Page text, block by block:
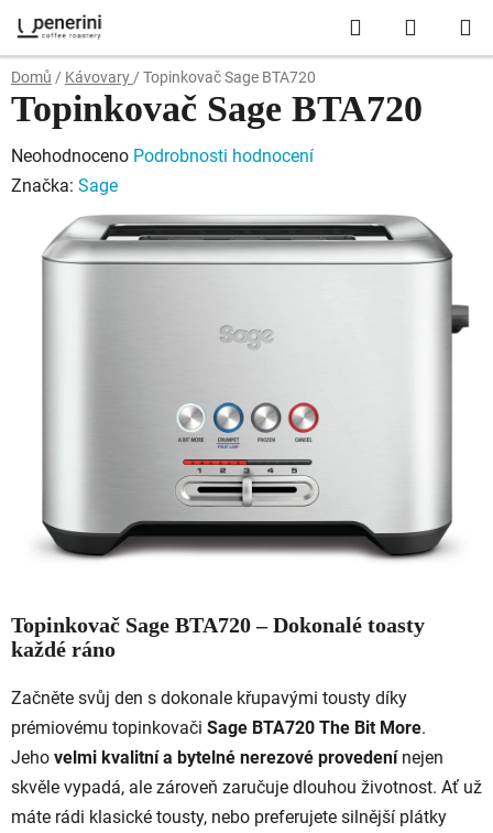
na
obsah
Hledat
KOŠÍK
Domů / Kávovary / Topinkovač Sage BTA720
Topinkovač Sage BTA720 – Dokonalé toasty
každé ráno
Začněte svůj den s dokonale křupavými tousty díky
prémiovému topinkovači Sage BTA720 The Bit More.
Jeho velmi kvalitní a bytelné nerezové provedení nejen
skvěle vypadá, ale zároveň zaručuje dlouhou životnost. Ať už
máte rádi klasické tousty, nebo preferujete silnější plátky
Topinkovač Sage BTA720
Průměrné
hodnocení
produktu
Neohodnoceno Podrobnosti hodnocení
Značka: Sage